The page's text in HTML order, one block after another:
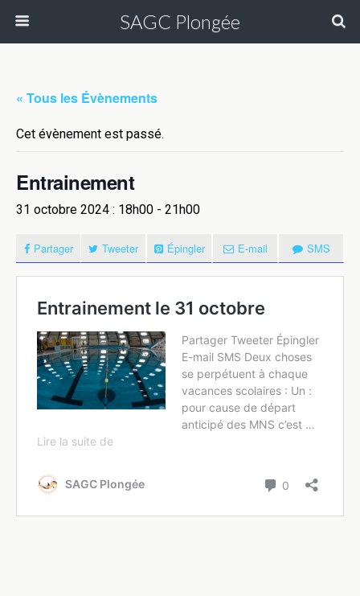
SAGC Plongée
« Tous les Évènements
Cet évènement est passé.
Entrainement
31 octobre 2024 : 18h00 - 21h00
Partager Tweeter Épingler E-mail SMS